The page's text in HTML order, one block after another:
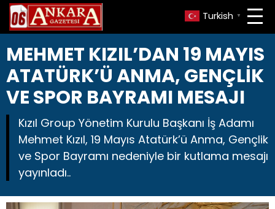
Turkish ▼
MEHMET KIZIL’DAN 19 MAYIS
ATATÜRK’Ü ANMA, GENÇLİK
VE SPOR BAYRAMI MESAJI
Kızıl Group Yönetim Kurulu Başkanı İş Adamı
Mehmet Kızıl, 19 Mayıs Atatürk’ü Anma, Gençlik
ve Spor Bayramı nedeniyle bir kutlama mesajı
yayınladı..